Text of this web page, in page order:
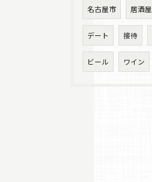
名古屋市 居酒屋
デート 接待
ビール ワイン